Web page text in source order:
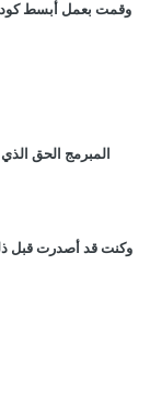
وقمت بعمل أبسط كود
المبرمج الحق
وكنت قد أصدرت قبل